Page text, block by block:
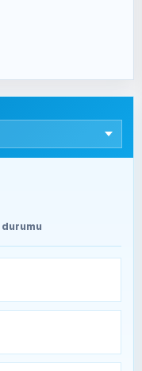
alçağına
(10-24